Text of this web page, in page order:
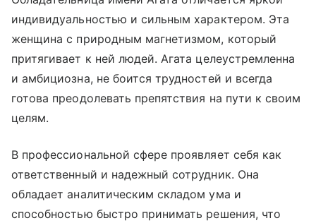
индивидуальностью и сильным характером. Эта
женщина с природным магнетизмом, который
притягивает к ней людей. Агата целеустремленна
и амбициозна, не боится трудностей и всегда
готова преодолевать препятствия на пути к своим
целям.
В профессиональной сфере проявляет себя как
ответственный и надежный сотрудник. Она
обладает аналитическим складом ума и
способностью быстро принимать решения, что